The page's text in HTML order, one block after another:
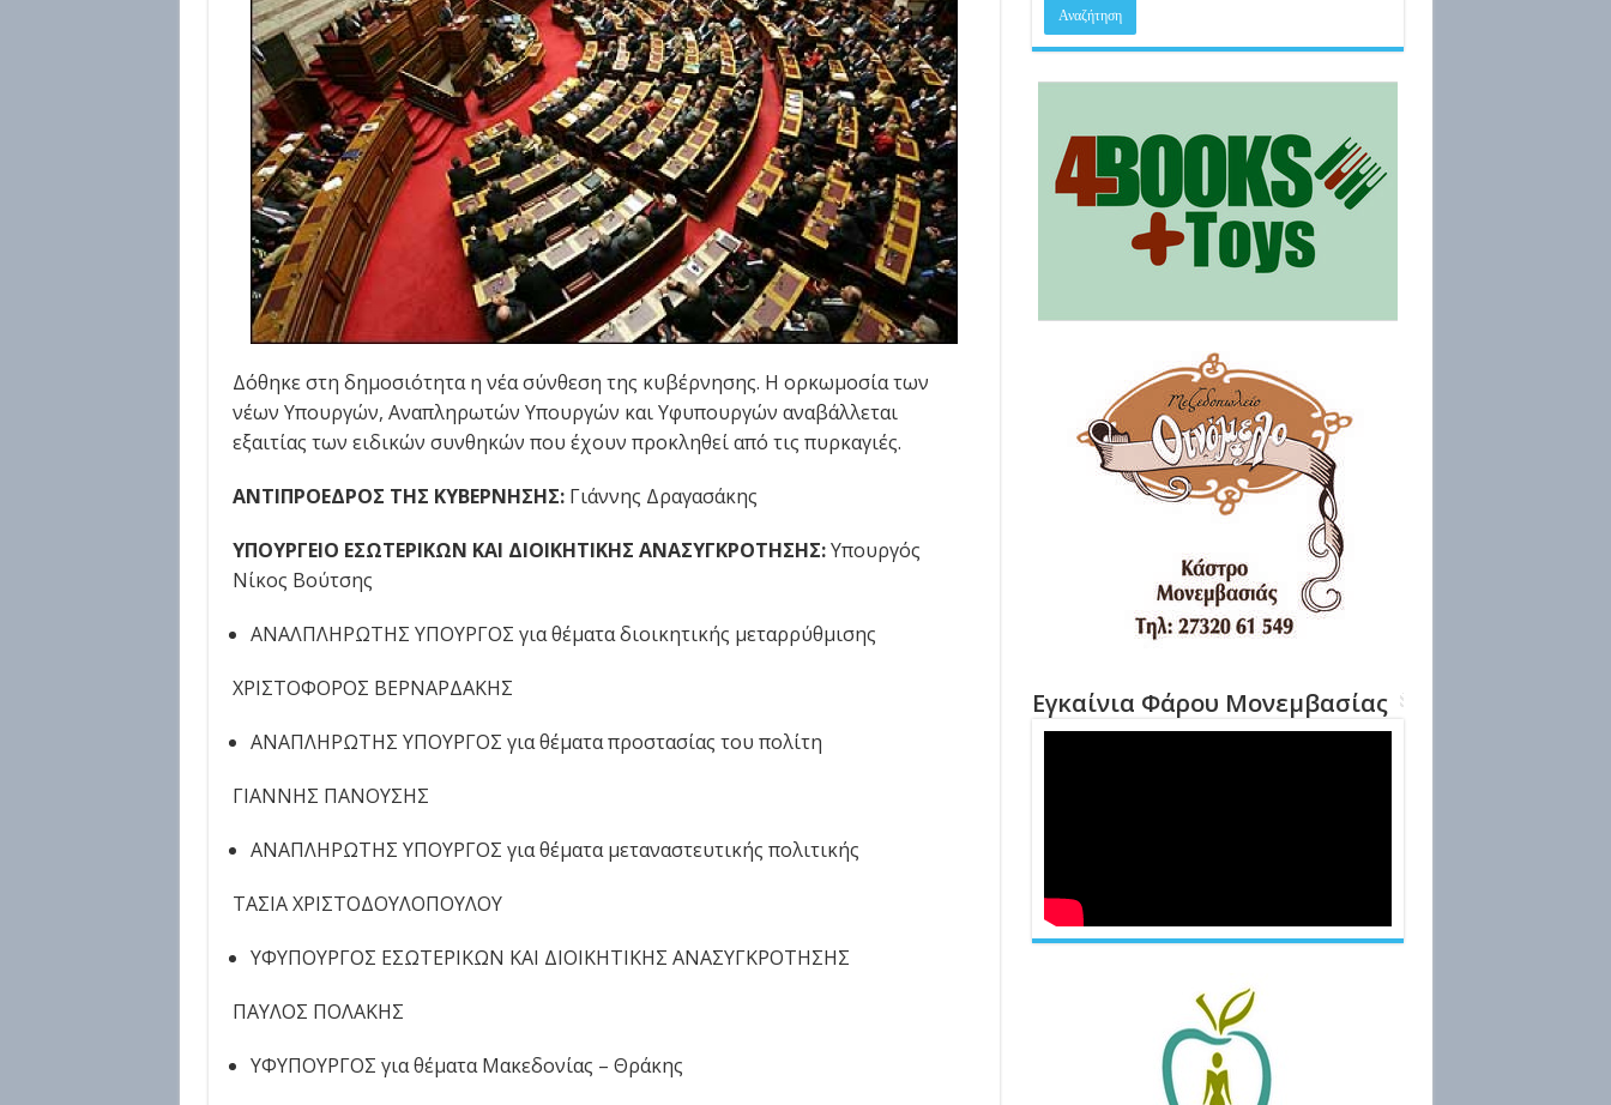
Δόθηκε στη δημοσιότητα η νέα σύνθεση της κυβέρνησης. Η ορκωμοσία των
νέων Υπουργών, Αναπληρωτών Υπουργών και Υφυπουργών αναβάλλεται
εξαιτίας των ειδικών συνθηκών που έχουν προκληθεί από τις πυρκαγιές.
ΑΝΤΙΠΡΟΕΔΡΟΣ ΤΗΣ ΚΥΒΕΡΝΗΣΗΣ: Γιάννης Δραγασάκης
ΥΠΟΥΡΓΕΙΟ ΕΣΩΤΕΡΙΚΩΝ ΚΑΙ ΔΙΟΙΚΗΤΙΚΗΣ ΑΝΑΣΥΓΚΡΟΤΗΣΗΣ:Υπουργός
Νίκος Βούτσης
ΑΝΑΛΠΛΗΡΩΤΗΣ ΥΠΟΥΡΓΟΣ για θέματα διοικητικής μεταρρύθμισης
XΡΙΣΤΟΦΟΡΟΣ ΒΕΡΝΑΡΔΑΚΗΣ
ΑΝΑΠΛΗΡΩΤΗΣ ΥΠΟΥΡΓΟΣ για θέματα προστασίας του πολίτη
ΓΙΑΝΝΗΣ ΠΑΝΟΥΣΗΣ
ΑΝΑΠΛΗΡΩΤΗΣ ΥΠΟΥΡΓΟΣ για θέματα μεταναστευτικής πολιτικής
ΤΑΣΙΑ ΧΡΙΣΤΟΔΟΥΛΟΠΟΥΛΟΥ
ΥΦΥΠΟΥΡΓΟΣ ΕΣΩΤΕΡΙΚΩΝ ΚΑΙ ΔΙΟΙΚΗΤΙΚΗΣ ΑΝΑΣΥΓΚΡΟΤΗΣΗΣ
ΠΑΥΛΟΣ ΠΟΛΑΚΗΣ
ΥΦΥΠΟΥΡΓΟΣ για θέματα Μακεδονίας – Θράκης
Εγκαίνια Φάρου Μονεμβασίας